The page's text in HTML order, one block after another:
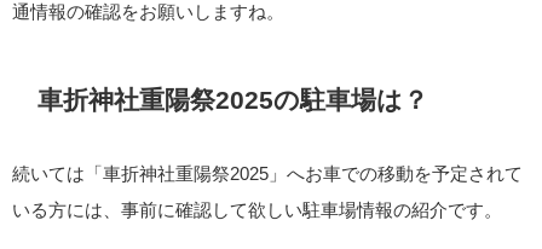
通情報の確認をお願いしますね。
車折神社重陽祭2025の駐車場は？
続いては「車折神社重陽祭2025」へお車での移動を予定されて
いる方には、事前に確認して欲しい駐車場情報の紹介です。